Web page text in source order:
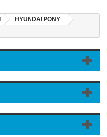
HYUNDAI PONY